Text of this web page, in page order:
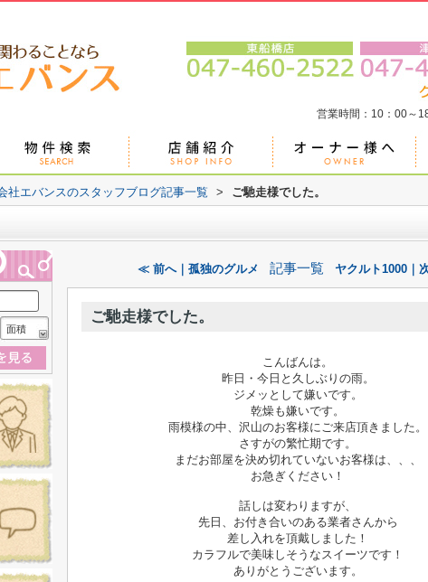
営業時間：10：00～
社エバンスのスタッフブログ記事一覧 > ご馳走様でした。
≪ 前へ｜孤独のグルメ 記事一覧 ヤクルト1000｜
ご馳走様でした。
こんばんは。
昨日・今日と久しぶりの雨。
ジメッとして嫌いです。
乾燥も嫌いです。
雨模様の中、沢山のお客様にご来店頂きました。
さすがの繁忙期です。
まだお部屋を決め切れていないお客様は、、、
お急ぎください！
話しは変わりますが、
先日、お付き合いのある業者さんから
差し入れを頂戴しました！
カラフルで美味しそうなスイーツです！
ありがとうございます。
面積